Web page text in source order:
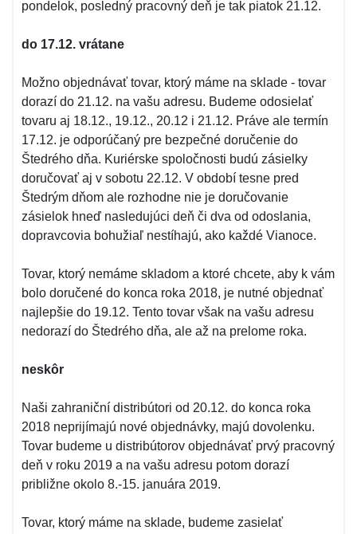
pondelok, posledný pracovný deň je tak piatok 21.12.
do 17.12. vrátane
Možno objednávať tovar, ktorý máme na sklade - tovar
dorazí do 21.12. na vašu adresu. Budeme odosielať
tovaru aj 18.12., 19.12., 20.12 i 21.12. Práve ale termín
17.12. je odporúčaný pre bezpečné doručenie do
Štedrého dňa. Kuriérske spoločnosti budú zásielky
doručovať aj v sobotu 22.12. V období tesne pred
Štedrým dňom ale rozhodne nie je doručovanie
zásielok hneď nasledujúci deň či dva od odoslania,
dopravcovia bohužiaľ nestíhajú, ako každé Vianoce.
Tovar, ktorý nemáme skladom a ktoré chcete, aby k vám
bolo doručené do konca roka 2018, je nutné objednať
najlepšie do 19.12. Tento tovar však na vašu adresu
nedorazí do Štedrého dňa, ale až na prelome roka.
neskôr
Naši zahraniční distribútori od 20.12. do konca roka
2018 neprijímajú nové objednávky, majú dovolenku.
Tovar budeme u distribútorov objednávať prvý pracovný
deň v roku 2019 a na vašu adresu potom dorazí
približne okolo 8.-15. januára 2019.
Tovar, ktorý máme na sklade, budeme zasielať